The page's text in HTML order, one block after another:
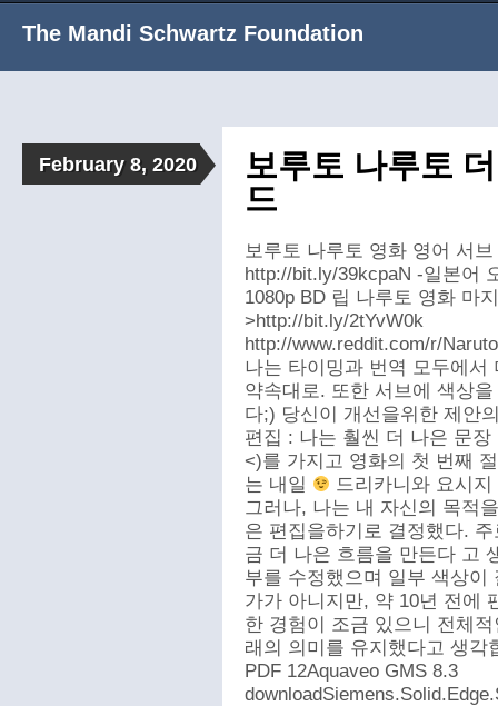
The Mandi Schwartz Foundation
February 8, 2020
보루토 나루토
드
보루토 나루토 영화 영어 서
http://bit.ly/39kcpaN -일본어
1080p BD 립 나루토 영화 마
>http://bit.ly/2tYvW0k
http://www.reddit.com/r/
나는 타이밍과 번역 모두에
약속대로. 또한 서브에 색상
다;) 당신이 개선을위한 제안
편집 : 나는 훨씬 더 나은 문
<)를 가지고 영화의 첫 번째
는 내일
드리카니와 요시
그러나, 나는 내 자신의 목적
은 편집을하기로 결정했다.
금 더 나은 흐름을 만든다 고
부를 수정했으며 일부 색상
가가 아니지만, 약 10년 전에
한 경험이 조금 있으니 전체
래의 의미를 유지했다고 생각
PDF 12Aquaveo GMS 8.3